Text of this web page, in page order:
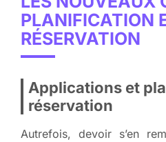
PLANIFICATION
RÉSERVATION
Applications et
réservation
Autrefois, devoir s’en